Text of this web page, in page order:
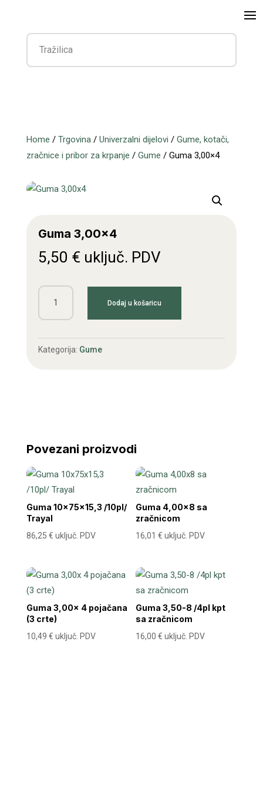
Home / Trgovina/ Univerzalni dijelovi / Gume, kotači,
zračnice i pribor za krpanje / Gume / Guma 3,00×4
Guma 3,00×4
5,50 € uključ. PDV
Guma
3,00x4
Dodaj u košaricu
Kategorija: Gume
Povezani proizvodi
Guma 10x75x15,3 /10pl/
Trayal
86,25 € uključ. PDV
Guma 4,00×8 sa
zračnicom
16,01€ uključ. PDV
Guma 3,00x 4 pojačana
(3 crte)
10,49 € uključ. PDV
Guma 3,50-8 /4pl kpt
sa zračnicom
16,00€ uključ. PDV